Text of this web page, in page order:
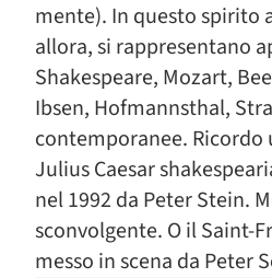
mente). In questo spirito
allora, si rappresentano
Shakespeare, Mozart,
Ibsen, Hofmannsthal,
contemporanee.
Julius Caesar
nel 1992 da Peter Stein.
sconvolgente. O il Saint-
messo in scena da Peter